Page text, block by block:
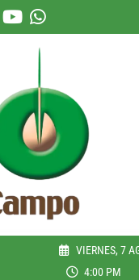
VIERNES, 7
4:00 PM